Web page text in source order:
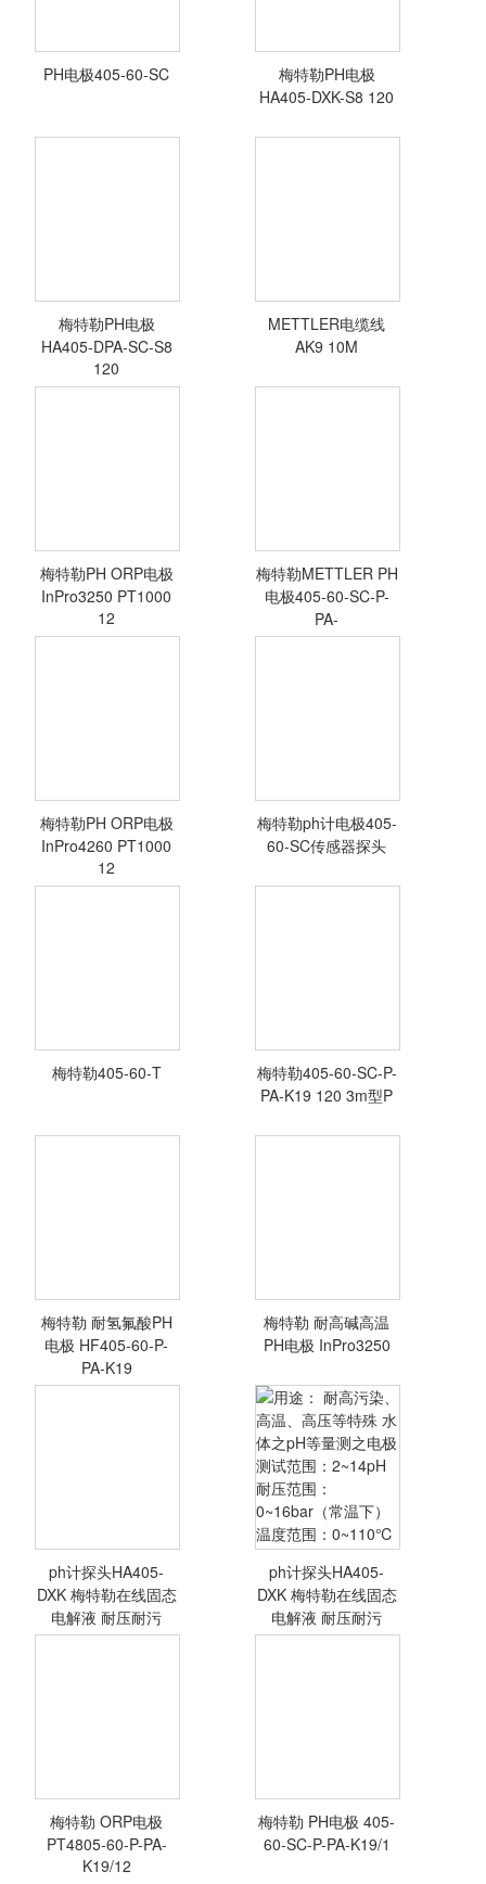
<查看详情> <查看详情>
<查看详情>
PH电极405-60-SC
<查看详情>
梅特勒PH电极
HA405-DXK-S8 120
<查看详情>
梅特勒PH电极
HA405-DPA-SC-S8
120
<查看详情>
METTLER电缆线
AK9 10M
<查看详情>
梅特勒PH ORP电极
InPro3250 PT1000
12
<查看详情>
梅特勒METTLER PH
电极405-60-SC-P-
PA-
<查看详情>
梅特勒PH ORP电极
InPro4260 PT1000
12
<查看详情>
梅特勒ph计电极405-
60-SC传感器探头
<查看详情>
梅特勒405-60-T
<查看详情>
梅特勒405-60-SC-P-
PA-K19 120 3m型P
<查看详情>
梅特勒 耐氢氟酸PH
电极 HF405-60-P-
PA-K19
<查看详情>
梅特勒 耐高碱高温
PH电极 InPro3250
<查看详情>
ph计探头HA405-
DXK 梅特勒在线固态
电解液 耐压耐污
压范围：
0~16bar（常温
下） 温度范围：
<查看详情>
ph计探头HA405-
DXK 梅特勒在线固态
电解液 耐压耐污
梅特勒 ORP电极
PT4805-60-P-PA-
K19/12
梅特勒 PH电极 405-
60-SC-P-PA-K19/1